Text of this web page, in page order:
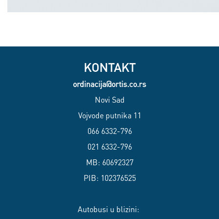
KONTAKT
ordinacija@ortis.co.rs
Novi Sad
Vojvode putnika 11
066 6332-796
021 6332-796
MB: 60692327
PIB: 102376525
Autobusi u blizini: